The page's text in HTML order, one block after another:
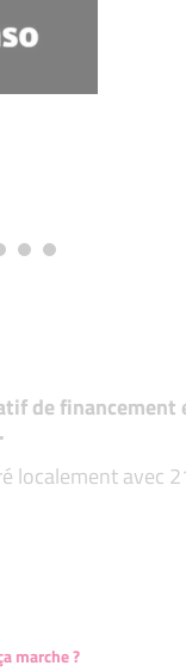
de financement
localement avec
marche ?